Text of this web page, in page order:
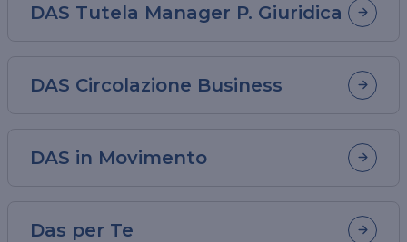
DAS Tutela Manager P. Giuridica
DAS Circolazione Business
DAS in Movimento
Das per Te